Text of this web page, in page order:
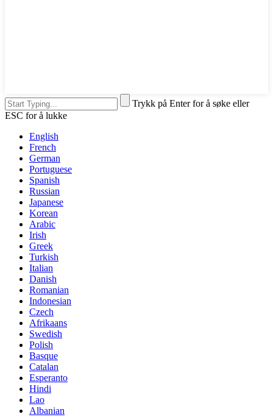
Trykk på Enter for å søke eller
ESC for å lukke
English
French
German
Portuguese
Spanish
Russian
Japanese
Korean
Arabic
Irish
Greek
Turkish
Italian
Danish
Romanian
Indonesian
Czech
Afrikaans
Swedish
Polish
Basque
Catalan
Esperanto
Hindi
Lao
Albanian